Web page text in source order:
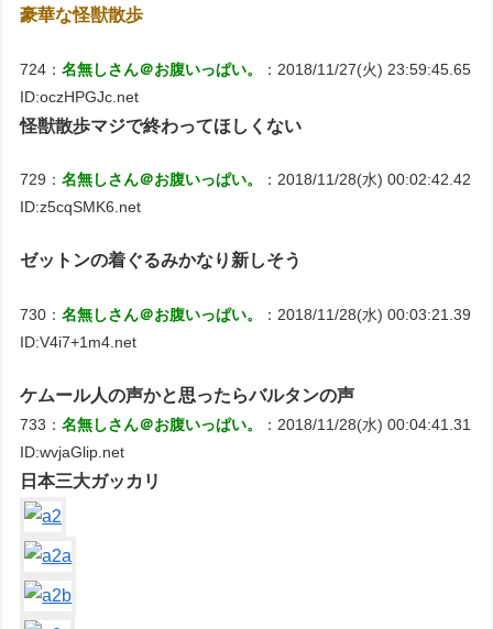
豪華な怪獣散歩
724：名無しさん＠お腹いっぱい。
：2018/11/27(火) 23:59:45.65
ID:oczHPGJc.net
怪獣散歩マジで終わってほしくない
729：名無しさん＠お腹いっぱい。
：2018/11/28(水) 00:02:42.42
ID:z5cqSMK6.net
ゼットンの着ぐるみかなり新しそう
730：名無しさん＠お腹いっぱい。
：2018/11/28(水) 00:03:21.39
ID:V4i7+1m4.net
ケムール人の声かと思ったらバルタンの声
733：名無しさん＠お腹いっぱい。
：2018/11/28(水) 00:04:41.31
ID:wvjaGlip.net
日本三大ガッカリ